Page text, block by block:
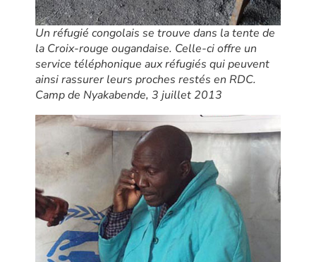
Un réfugié congolais se trouve dans la tente de
la Croix-rouge ougandaise. Celle-ci offre un
service téléphonique aux réfugiés qui peuvent
ainsi rassurer leurs proches restés en RDC.
Camp de Nyakabende, 3 juillet 2013